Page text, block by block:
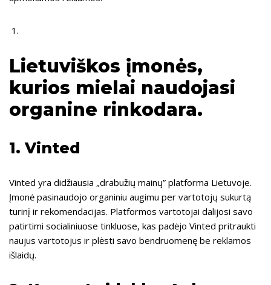
Lietuviškos įmonės,
kurios mielai naudojasi
organine rinkodara.
1. Vinted
Vinted yra didžiausia „drabužių mainų” platforma Lietuvoje.
Įmonė pasinaudojo organiniu augimu per vartotojų sukurtą
turinį ir rekomendacijas. Platformos vartotojai dalijosi savo
patirtimi socialiniuose tinkluose, kas padėjo Vinted pritraukti
naujus vartotojus ir plėsti savo bendruomenę be reklamos
išlaidų.